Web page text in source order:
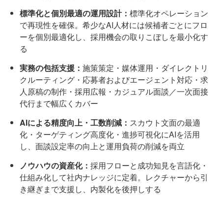
標準化と個別最適の運用設計： 標準化オペレーション
で再現性を確保。希少なAI人材には候補者ごとにフロ
ーを個別最適化し、採用機会の取りこぼしを最小化す
る
実務の包括支援： 施策策定・媒体運用・ダイレクトリ
クルーティング・応募者およびエージェント対応・求
人原稿の制作・採用広報・カジュアル面談／一次面接
代行まで幅広くカバー
AIによる精度向上・工数削減： スカウト文面の最適
化・ターゲティング高度化・進捗可視化にAIを活用
し、面談設定率の向上と運用負荷の削減を両立
ノウハウの資産化： 採用フローと成功知見を言語化・
仕組み化して社内ナレッジに定着。レクチャーから引
き継ぎまで支援し、内製化を後押しする